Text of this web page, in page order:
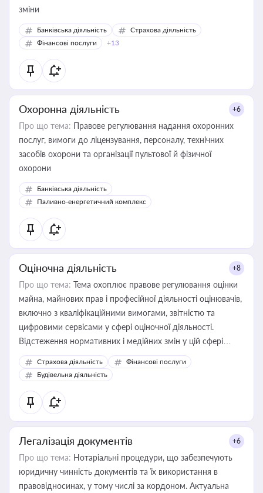
зміни
Банківська діяльність
Страхова діяльність
Фінансові послуги
+13
Охоронна діяльність +6
Про що тема: Правове регулювання надання охоронних
послуг, вимоги до ліцензування, персоналу, технічних
засобів охорони та організації пультової й фізичної
охорони
Банківська діяльність
Паливно-енергетичний комплекс
Оціночна діяльність +8
Про що тема: Тема охоплює правове регулювання оцінки
майна, майнових прав і професійної діяльності оцінювачів,
включно з кваліфікаційними вимогами, звітністю та
цифровими сервісами у сфері оціночної діяльності.
Відстеження нормативних і медійних змін у цій сфері
корисне для власника бізнесу, керівника, юриста або
бухгалтера під час оподаткування, приватизації, оренди
державного майна, корпоративних угод і перевірки
статусу суб'єктів оціночної діяльності
Страхова діяльність
Фінансові послуги
Будівельна діяльність
Легалізація документів +6
Про що тема: Нотаріальні процедури, що забезпечують
юридичну чинність документів та їх використання в
правовідносинах, у тому числі за кордоном. Актуальна